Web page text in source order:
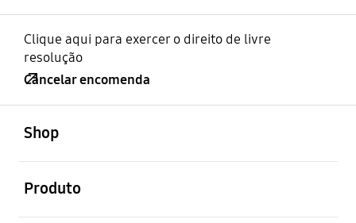
Clique aqui para exercer o direito de livre
resolução
Cancelar encomenda
Shop
Produto